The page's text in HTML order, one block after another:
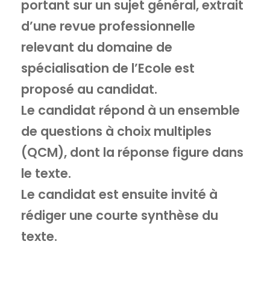
portant sur un sujet général, extrait
d’une revue professionnelle
relevant du domaine de
spécialisation de l’Ecole est
proposé au candidat.
Le candidat répond à un ensemble
de questions à choix multiples
(QCM), dont la réponse figure dans
le texte.
Le candidat est ensuite invité à
rédiger une courte synthèse du
texte.